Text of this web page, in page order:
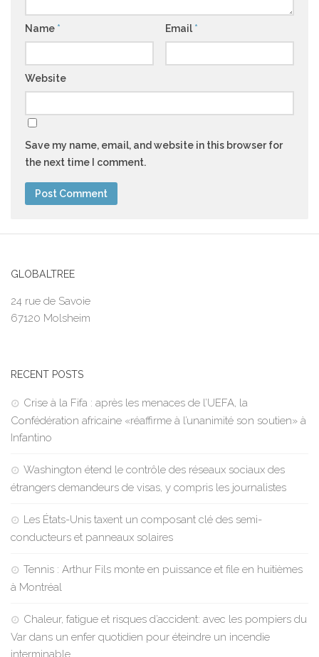
Name * Email *
Website
Save my name, email, and website in this browser for
the next time I comment.
GLOBALTREE
24 rue de Savoie
67120 Molsheim
RECENT POSTS
Crise à la Fifa : après les menaces de l’UEFA, la
Confédération africaine «réaffirme à l’unanimité son soutien» à
Infantino
Washington étend le contrôle des réseaux sociaux des
étrangers demandeurs de visas, y compris les journalistes
Les États-Unis taxent un composant clé des semi-
conducteurs et panneaux solaires
Tennis : Arthur Fils monte en puissance et file en huitièmes
à Montréal
Chaleur, fatigue et risques d’accident: avec les pompiers du
Var dans un enfer quotidien pour éteindre un incendie
interminable